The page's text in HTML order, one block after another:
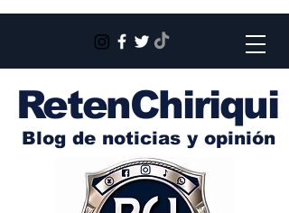
RetenChiriqui
Blog de noticias y opinión